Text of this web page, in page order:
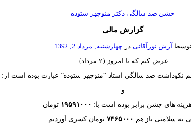
جشن صد سالگی دکتر منوچهر ستوده
گزارش مالی
توسط آرش نورآقائی در چهارشنبه, مرداد 2, 1392
عرض کنم که تا امروز (۲ مرداد):
نکوداشت صد سالگی استاد “منوچهر ستوده” عبارت بوده است از:
و
های جشن برابر بوده است با: ۱۹۵۹۱۰۰۰ تومان
به سلامتی باز هم ۷۴۶۵۰۰۰ تومان کسری آوردیم.